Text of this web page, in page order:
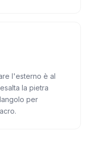
l'esterno è al
la pietra
per